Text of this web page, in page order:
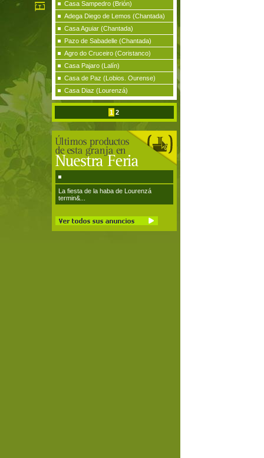
Casa Sampedro (Brión)
Adega Diego de Lemos (Chantada)
Casa Aguiar (Chantada)
Pazo de Sabadelle (Chantada)
Agro do Cruceiro (Coristanco)
Casa Pajaro (Lalín)
Casa de Paz (Lobios. Ourense)
Casa Diaz (Lourenzá)
1 2
La fiesta de la haba de Lourenzá
termin&...